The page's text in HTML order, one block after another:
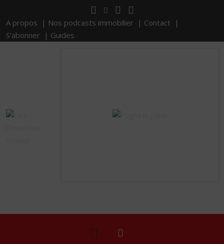
A propos | Nos podcasts immobilier | Contact |
S'abonner | Guides